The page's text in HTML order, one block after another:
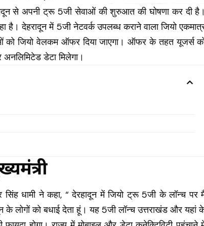
से अपनी ट्रू 5जी सेवाओं की शुरुआत की घोषणा कर दी है।
देहरादून में 5जी नेटवर्क उपलब्ध कराने वाला जियो
को जियो वेलकम ऑफर दिया जाएगा। ऑफर के तहत यूजर्स
अनलिमिटेड डेटामिलेगा।
सिंह धामी ने कहा, “ देरहादून में जियो ट्रू 5जी के लॉन्च पर
के लोगों को बधाई देता हूं। यह 5जी लॉन्च उत्तराखंड और यहां